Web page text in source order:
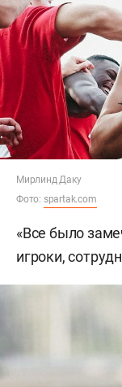
Мирлинд Даку
Фото: spartak.com
«Все было
игроки,